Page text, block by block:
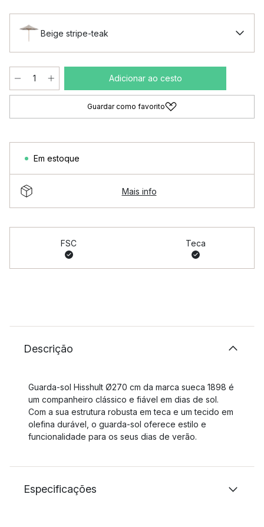
Beige stripe-teak
Adicionar ao cesto
Guardar como favorito
Em estoque
Mais info
FSC Teca
Descrição
Guarda-sol Hisshult Ø270 cm da marca sueca 1898 é
um companheiro clássico e fiável em dias de sol.
Com a sua estrutura robusta em teca e um tecido em
olefina durável, o guarda-sol oferece estilo e
funcionalidade para os seus dias de verão.
Especificações